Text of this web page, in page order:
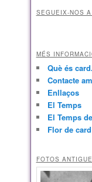
SEGUEIX-NOS
MÉS
Què és
Contacte
Enllaços
El Temps
El Temps
Flor de card
FOTOS